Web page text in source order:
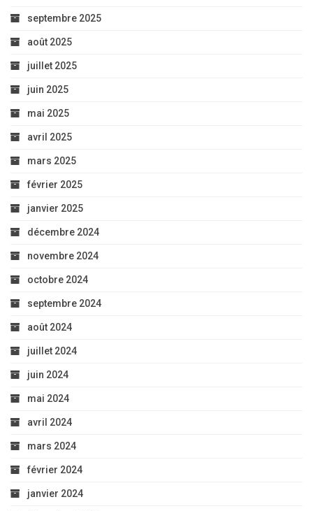
septembre 2025
août 2025
juillet 2025
juin 2025
mai 2025
avril 2025
mars 2025
février 2025
janvier 2025
décembre 2024
novembre 2024
octobre 2024
septembre 2024
août 2024
juillet 2024
juin 2024
mai 2024
avril 2024
mars 2024
février 2024
janvier 2024